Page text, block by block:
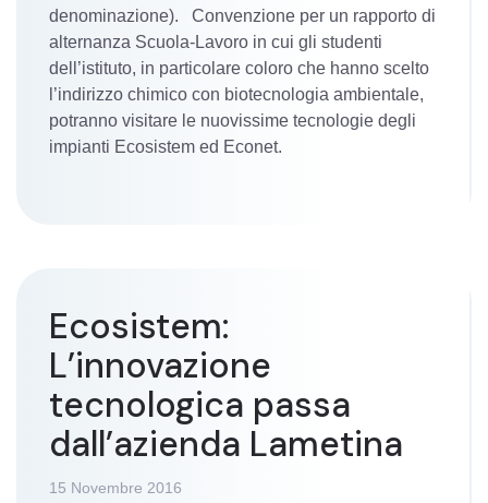
denominazione). Convenzione per un rapporto di
alternanza Scuola-Lavoro in cui gli studenti
dell’istituto, in particolare coloro che hanno scelto
l’indirizzo chimico con biotecnologia ambientale,
potranno visitare le nuovissime tecnologie degli
impianti Ecosistem ed Econet.
Ecosistem:
L’innovazione
tecnologica passa
dall’azienda Lametina
15 Novembre 2016